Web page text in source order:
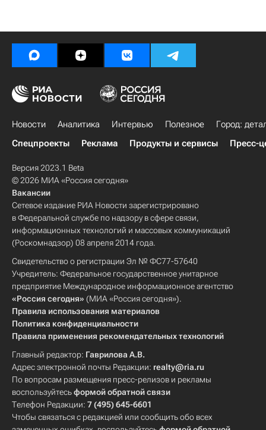
Новости Аналитика Интервью Полезное
Город:
Спецпроекты
Реклама Продукты и сервисы Пресс-
Версия 2023.1 Beta
© 2026 МИА «Россия сегодня»
Вакансии
Сетевое издание РИА Новости зарегистрировано
в Федеральной службе по надзору в сфере связи,
информационных технологий и массовых коммуникаций
(Роскомнадзор) 08 апреля 2014 года.
Свидетельство о регистрации Эл № ФС77-57640
Учредитель: Федеральное государственное унитарное
предприятие Международное информационное агентство
«Россия сегодня» (МИА «Россия сегодня»).
Правила использования материалов
Политика конфиденциальности
Правила применения рекомендательных технологий
Главный редактор: Гаврилова А.В.
Адрес электронной почты Редакции: realty@ria.ru
По вопросам размещения пресс-релизов и рекламы
воспользуйтесьформой обратной связи
Телефон Редакции: 7 (495) 645-6601
Чтобы связаться с редакцией или сообщить обо всех